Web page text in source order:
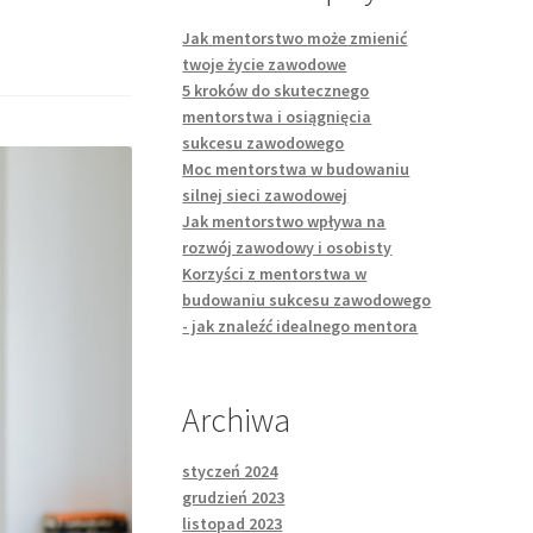
Jak mentorstwo może zmienić
twoje życie zawodowe
5 kroków do skutecznego
mentorstwa i osiągnięcia
sukcesu zawodowego
Moc mentorstwa w budowaniu
silnej sieci zawodowej
Jak mentorstwo wpływa na
rozwój zawodowy i osobisty
Korzyści z mentorstwa w
budowaniu sukcesu zawodowego
- jak znaleźć idealnego mentora
Archiwa
styczeń 2024
grudzień 2023
listopad 2023